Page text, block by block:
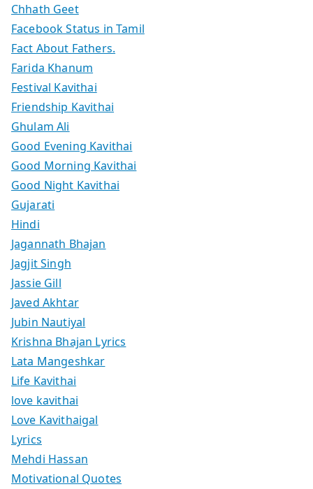
Chhath Geet
Facebook Status in Tamil
Fact About Fathers.
Farida Khanum
Festival Kavithai
Friendship Kavithai
Ghulam Ali
Good Evening Kavithai
Good Morning Kavithai
Good Night Kavithai
Gujarati
Hindi
Jagannath Bhajan
Jagjit Singh
Jassie Gill
Javed Akhtar
Jubin Nautiyal
Krishna Bhajan Lyrics
Lata Mangeshkar
Life Kavithai
love kavithai
Love Kavithaigal
Lyrics
Mehdi Hassan
Motivational Quotes